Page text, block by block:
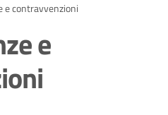
e contravvenzioni
e